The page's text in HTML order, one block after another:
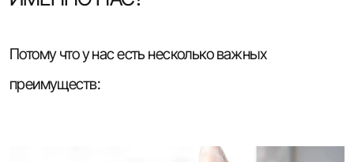
Потому что у нас есть несколько важных
преимуществ: